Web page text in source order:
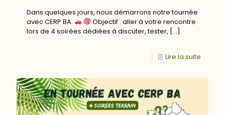
Dans quelques jours, nous démarrons notre tournée
avec CERP BA.
Objectif : aller à votre rencontre
lors de 4 soirées dédiées à discuter, tester, […]
Lire la suite